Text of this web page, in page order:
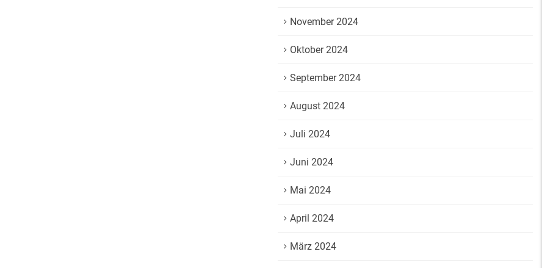
November 2024
Oktober 2024
September 2024
August 2024
Juli 2024
Juni 2024
Mai 2024
April 2024
März 2024